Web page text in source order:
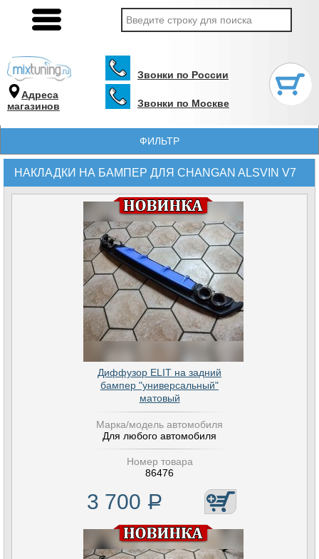
Адреса
магазинов
Звонки по России
Звонки по Москве
ФИЛЬТР
НАКЛАДКИ НА БАМПЕР ДЛЯ CHANGAN ALSVIN V7
Диффузор ELIT на задний
бампер "универсальный"
матовый
Марка/модель автомобиля
Для любого автомобиля
Номер товара
86476
3 700 Р